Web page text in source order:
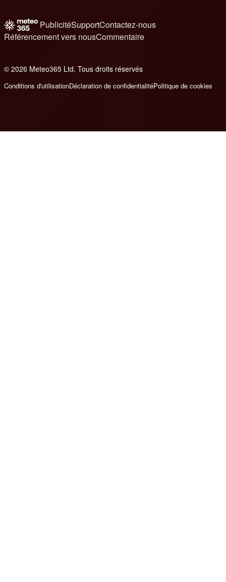
PublicitéSupportContactez-nous
Référencement vers nousCommentaire
© 2026 Meteo365 Ltd. Tous droits réservés
Conditions d'utilisationDéclaration de confidentialitéPolitique de cookies